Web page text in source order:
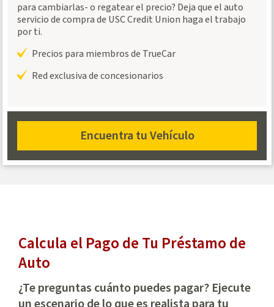
para cambiarlas- o regatear el precio? Deja que el auto
servicio de compra de USC Credit Union haga el trabajo
por ti.
Precios para miembros de TrueCar
Red exclusiva de concesionarios
Encuentra tu Vehículo
find
your
Calcula el Pago de Tu Préstamo de
Auto
¿Te preguntas cuánto puedes pagar? Ejecute